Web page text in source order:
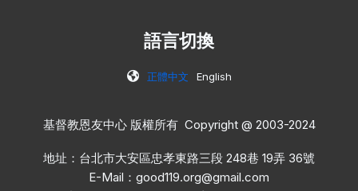
語言切換
正體中文 English
基督教恩友中心 版權所有 Copyright @ 2003-2024
地址：台北市大安區忠孝東路三段 248巷 19弄 36號
E-Mail： good119.org@gmail.com